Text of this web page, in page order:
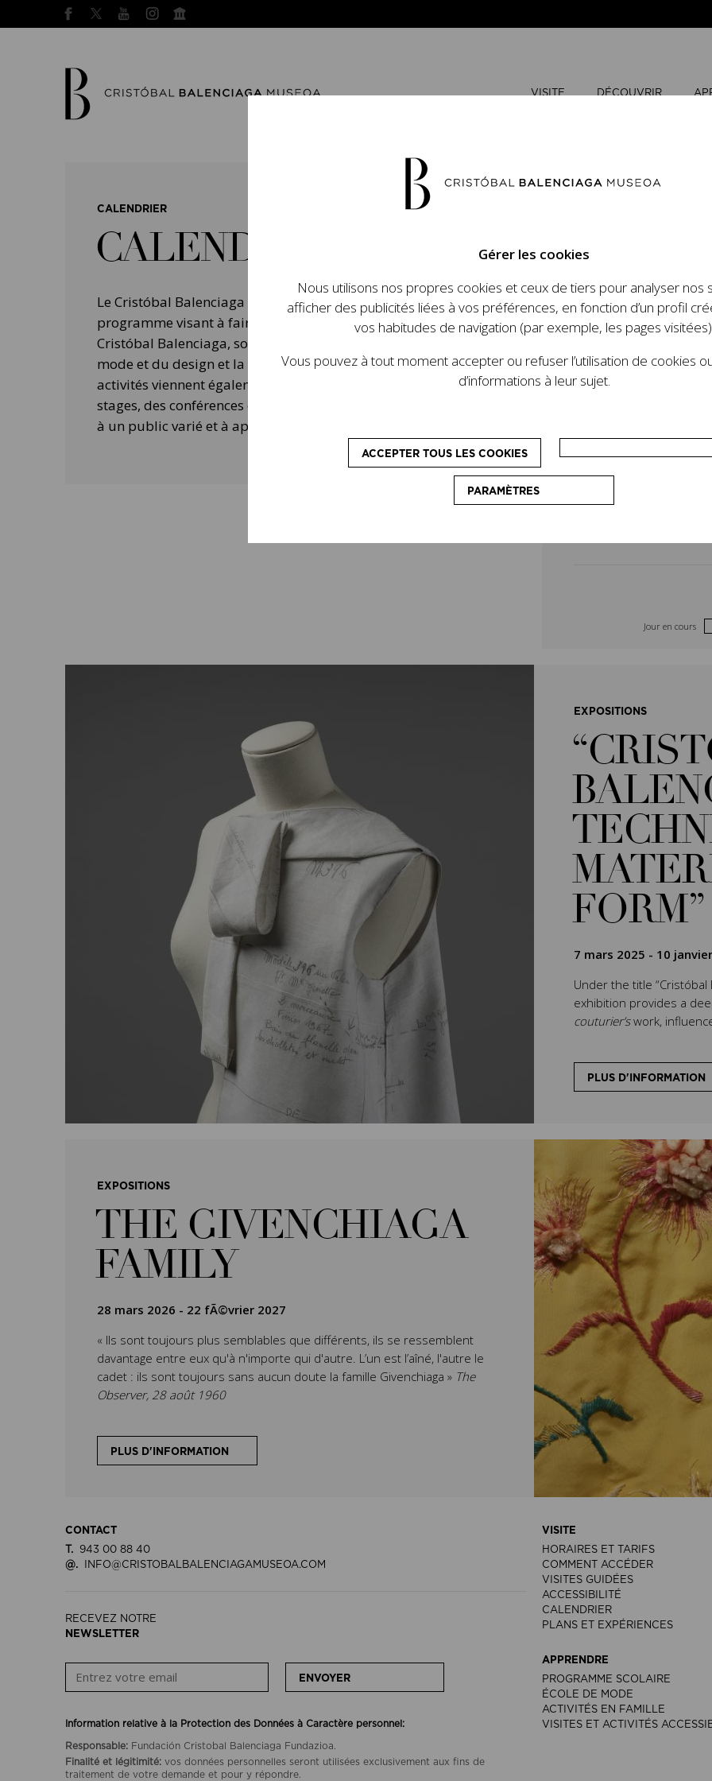
VISITE DÉCOUVRIR
CALENDRIER
CALENDRIER
Le Cristóbal Balenciaga Museoa a mis en place un ambitieux
programme visant à faire connaître la vie et le travail de
Cristóbal Balenciaga, son importance dans l'histoire de la
mode et du design et la contemporanéité de son legs. D’autres
activités viennent également compléter le programme : des
stages, des conférences ou des ateliers pédagogiques, destinés
à un public varié et à approfondir la vision du couturier.
4 5
18
Jour en cours
EXPOSITIONS
FORM”
7 mars 2025 - 10
Under the title “Cristóbal
exhibition provides a
couturier’swork,
PLUS D'INFORMATION
EXPOSITIONS
THE GIVENCHIAGA
FAMILY
28 mars 2026 - 22 fÃ©vrier 2027
« Ils sont toujours plus semblables que différents, ils se ressemblent
davantage entre eux qu'à n'importe qui d'autre. L’un est l’aîné, l'autre le
cadet : ils sont toujours sans aucun doute la famille Givenchiaga » The
Observer, 28 août 1960
PLUS D'INFORMATION
CONTACT
T.
943 00 88 40
@.
INFO@CRISTOBALBALENCIAGAMUSEOA.COM
RECEVEZ NOTRE
NEWSLETTER
ENVOYER
Information relative à la Protection des Données à Caractère personnel:
Responsable: Fundación Cristobal Balenciaga Fundazioa.
Finalité et légitimité: vos données personnelles seront utilisées exclusivement aux fins de
traitement de votre demande et pour y répondre.
VISITE
HORAIRES ET TARIFS
COMMENT ACCÉDER
VISITES GUIDÉES
ACCESSIBILITÉ
CALENDRIER
PLANS ET EXPÉRIENCES
APPRENDRE
PROGRAMME SCOLAIRE
ÉCOLE DE MODE
ACTIVITÉS EN FAMILLE
VISITES ET ACTIVITÉS
Gérer les cookies
Nous utilisons nos propres cookies et ceux de tiers pour analyser nos
afficher des publicités liées à vos préférences, en fonction d’un profil
vos habitudes de navigation (par exemple, les pages
Vous pouvez à tout moment accepter ou refuser l’utilisation de cookies
d’informations à leur sujet.
ACCEPTER TOUS LES COOKIES
PARAMÈTRES